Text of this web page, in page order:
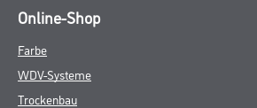
Online-Shop
Farbe
WDV-Systeme
Trockenbau